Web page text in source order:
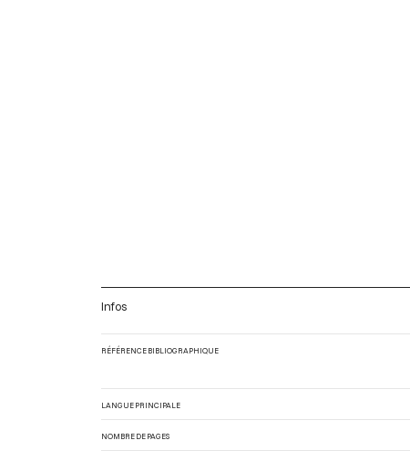
Infos
RÉFÉRENCE BIBLIOGRAPHIQUE
LANGUE PRINCIPALE
NOMBRE DE PAGES